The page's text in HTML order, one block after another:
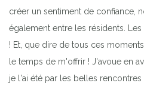
créer un sentiment de confiance,
également entre les résidents.
! Et, que dire de tous ces
le temps de m'offrir ! J'avoue en
je l'ai été par les belles rencontres